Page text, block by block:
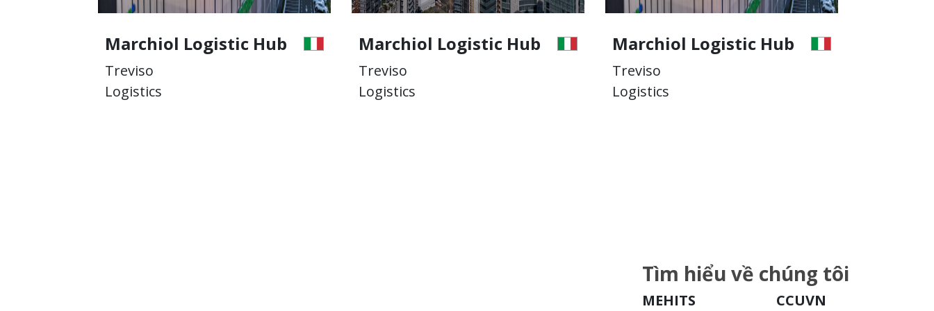
Marchiol Logistic Hub
Treviso
Logistics
Marchiol Logistic Hub
Treviso
Logistics
Marchiol Logistic Hub
Treviso
Logistics
Tìm hiểu về chúng tôi
MEHITS CCUVN